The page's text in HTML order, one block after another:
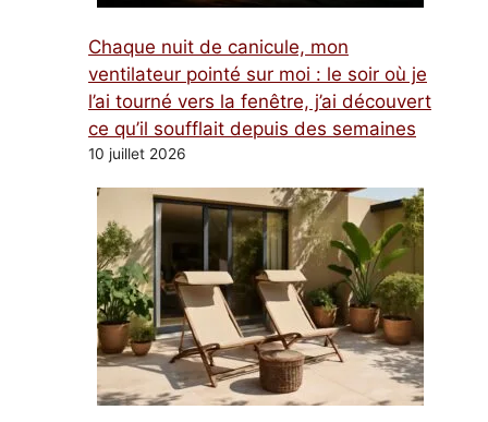
Chaque nuit de canicule, mon
ventilateur pointé sur moi : le soir où je
l’ai tourné vers la fenêtre, j’ai découvert
ce qu’il soufflait depuis des semaines
10 juillet 2026